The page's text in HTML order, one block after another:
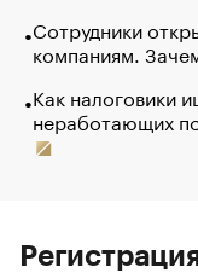
Сотрудники
компаниям.
Как налоговики
неработающих